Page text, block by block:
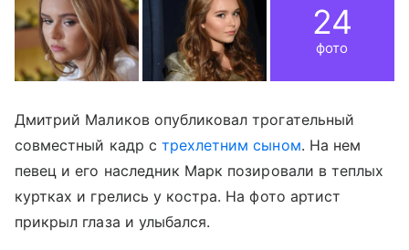
24
фото
Дмитрий Маликов опубликовал трогательный
совместный кадр с трехлетним сыном. На нем
певец и его наследник Марк позировали в теплых
куртках и грелись у костра. На фото артист
прикрыл глаза и улыбался.